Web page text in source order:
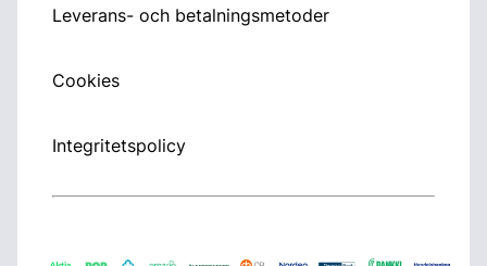
Leverans- och betalningsmetoder
Cookies
Integritetspolicy